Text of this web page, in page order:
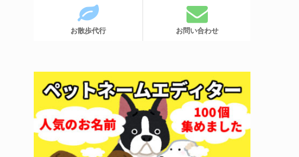
お散歩代行 お問い合わせ